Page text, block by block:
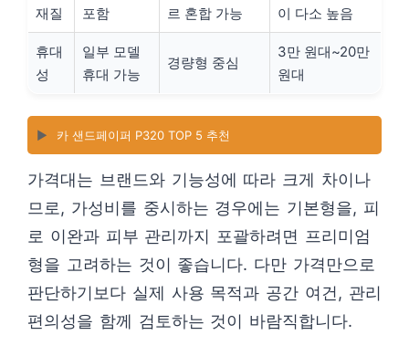
재질
포함
르 혼합 가능
이 다소 높음
휴대
성
일부 모델
휴대 가능
경량형 중심
3만 원대~20만
원대
▶️ 카 샌드페이퍼 P320 TOP 5 추천
가격대는 브랜드와 기능성에 따라 크게 차이나
므로, 가성비를 중시하는 경우에는 기본형을, 피
로 이완과 피부 관리까지 포괄하려면 프리미엄
형을 고려하는 것이 좋습니다. 다만 가격만으로
판단하기보다 실제 사용 목적과 공간 여건, 관리
편의성을 함께 검토하는 것이 바람직합니다.